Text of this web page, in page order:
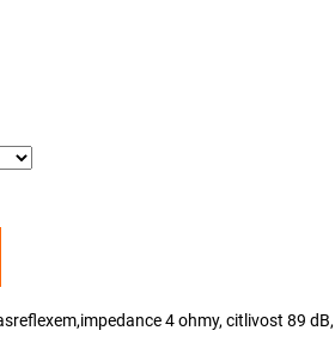
4 ohmy, citlivost 89 dB,